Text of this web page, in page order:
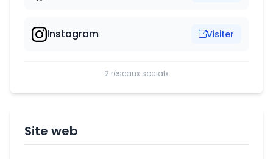
Instagram Visiter
2 réseaux socialx
Site web